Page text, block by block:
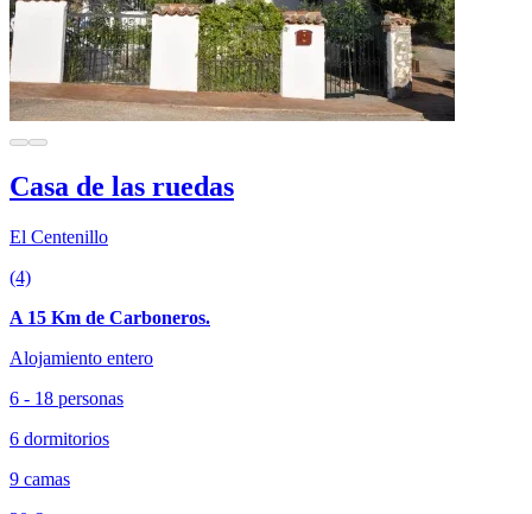
Casa de las ruedas
El Centenillo
(4)
A 15 Km de Carboneros.
Alojamiento entero
6 - 18 personas
6 dormitorios
9 camas